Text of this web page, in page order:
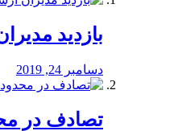
بازدید
دسامبر 24, 2019
تصادف در